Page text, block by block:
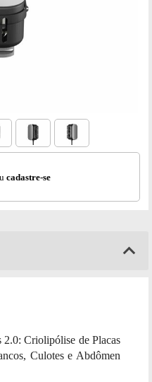
cadastre-se
Criolipólise de Placas
Culotes e Abdômen